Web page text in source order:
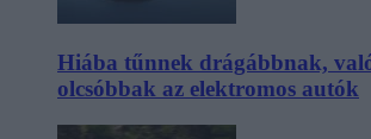
Hiába tűnnek drágábbnak,
olcsóbbak az elektromos autók